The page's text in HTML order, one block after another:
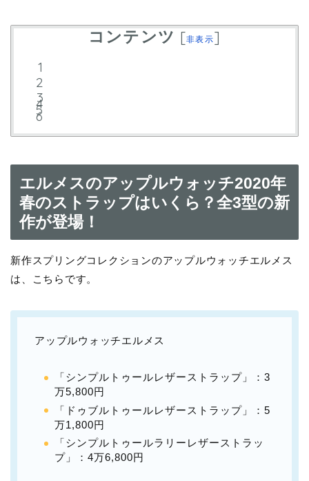
コンテンツ [非表示]
エルメスのアップルウォッチ2020年
春のストラップはいくら？全3型の新
作が登場！
新作スプリングコレクションのアップルウォッチエルメス
は、こちらです。
アップルウォッチエルメス
「シンプルトゥールレザーストラップ」：3
万5,800円
「ドゥブルトゥールレザーストラップ」：5
万1,800円
「シンプルトゥールラリーレザーストラッ
プ」：4万6,800円